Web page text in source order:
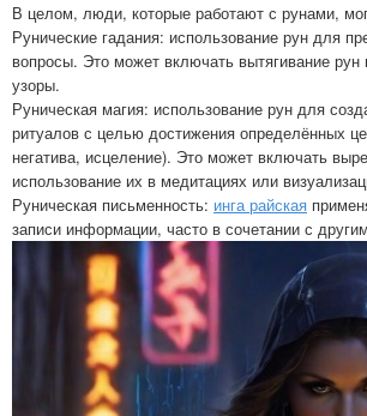
В целом, люди, которые работают с рунами,
Рунические гадания: использование рун для
вопросы. Это может включать вытягивание
узоры.
Руническая магия: использование рун для
ритуалов с целью достижения определённых
негатива, исцеление). Это может включать
использование их в медитациях или
Руническая письменность: инга райская
записи информации, часто в сочетании с